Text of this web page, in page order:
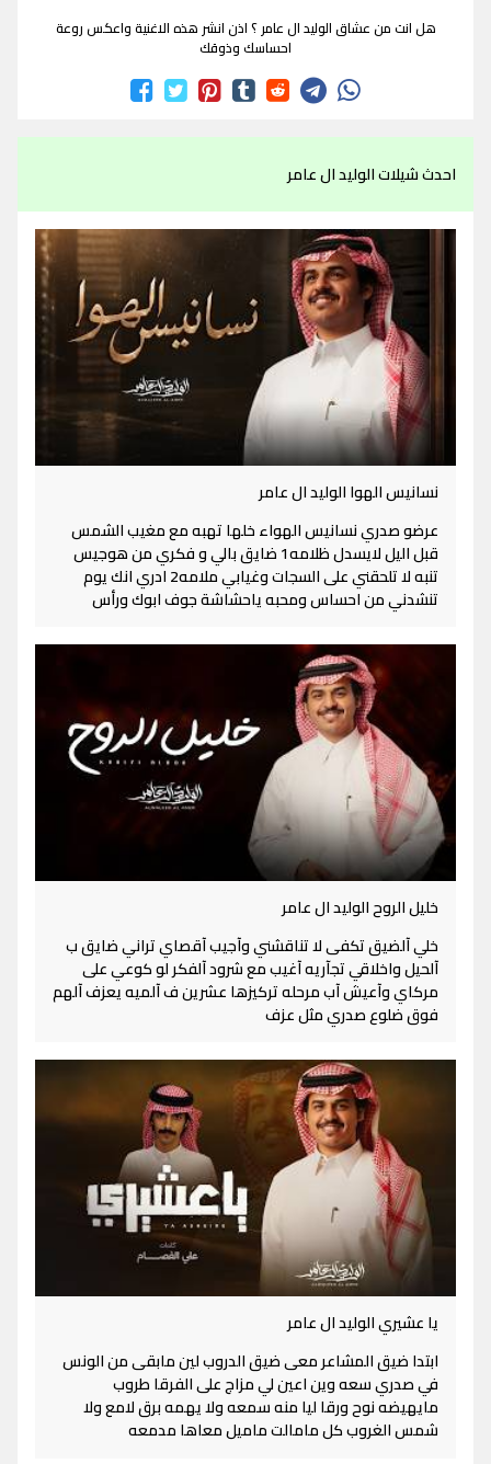
هل انت من عشاق الوليد ال عامر ؟ اذن انشر هذه الاغنية واعكس روعة
احساسك وذوقك
احدث شيلات الوليد ال عامر
نسانيس الهوا الوليد ال عامر
عرضو صدري نسانيس الهواء خلها تهبه مع مغيب الشمس
قبل اليل لايسدل ظلامه1 ضايق بالي و فكري من هوجيس
تنبه لا تلحقني على السجات وغيابي ملامه2 ادري انك يوم
تنشدني من احساس ومحبه ياحشاشة جوف ابوك ورأس
خليل الروح الوليد ال عامر
خلي آلضيق تكفى لا تناقشني وآجيب آقصاي تراني ضايق ب
آلحيل واخلاقي تجآريه آغيب مع شرود آلفكر لو كوعي على
مركاي وآعيش آب مرحله تركيزها عشرين ف آلميه يعزف آلهم
فوق ضلوع صدري مثل عزف
يا عشيري الوليد ال عامر
ابتدا ضيق المشاعر معى ضيق الدروب لين مابقى من الونس
في صدري سعه وين اعين لي مزاج على الفرقا طروب
مايهيضه نوح ورقا ليا منه سمعه ولا يهمه برق لامع ولا
شمس الغروب كل مامالت ماميل معاها مدمعه